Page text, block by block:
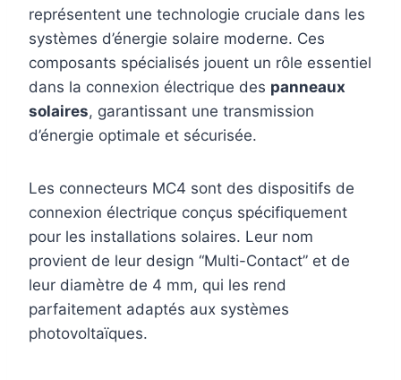
représentent une technologie cruciale dans les
systèmes d’énergie solaire moderne. Ces
composants spécialisés jouent un rôle essentiel
dans la connexion électrique des panneaux
solaires, garantissant une transmission
d’énergie optimale et sécurisée.
Les connecteurs MC4 sont des dispositifs de
connexion électrique conçus spécifiquement
pour les installations solaires. Leur nom
provient de leur design “Multi-Contact” et de
leur diamètre de 4 mm, qui les rend
parfaitement adaptés aux systèmes
photovoltaïques.